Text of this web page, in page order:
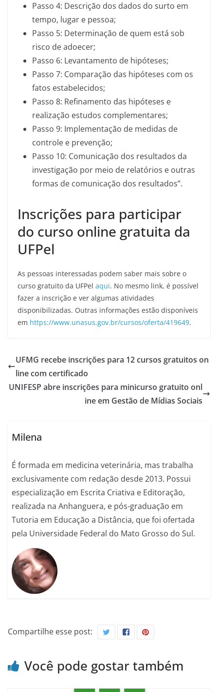
Passo 4: Descrição dos dados do surto em
tempo, lugar e pessoa;
Passo 5: Determinação de quem está sob
risco de adoecer;
Passo 6: Levantamento de hipóteses;
Passo 7: Comparação das hipóteses com os
fatos estabelecidos;
Passo 8: Refinamento das hipóteses e
realização estudos complementares;
Passo 9: Implementação de medidas de
controle e prevenção;
Passo 10: Comunicação dos resultados da
investigação por meio de relatórios e outras
formas de comunicação dos resultados”.
Inscrições para participar
do curso online gratuita da
UFPel
As pessoas interessadas podem saber mais sobre o
curso gratuito da UFPel aqui. No mesmo link, é possível
fazer a inscrição e ver algumas atividades
disponibilizadas. Outras informações estão disponíveis
em https://www.unasus.gov.br/cursos/oferta/419649.
UFMG recebe inscrições para 12 cursos gratuitos on
line com certificado
UNIFESP abre inscrições para minicurso gratuito onl
ine em Gestão de Mídias Sociais
Milena
É formada em medicina veterinária, mas trabalha
exclusivamente com redação desde 2013. Possui
especialização em Escrita Criativa e Editoração,
realizada na Anhanguera, e pós-graduação em
Tutoria em Educação a Distância, que foi ofertada
pela Universidade Federal do Mato Grosso do Sul.
Compartilhe esse post:
Você pode gostar também